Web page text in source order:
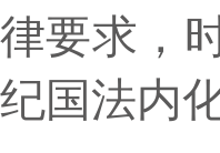
律要求，
纪国法内